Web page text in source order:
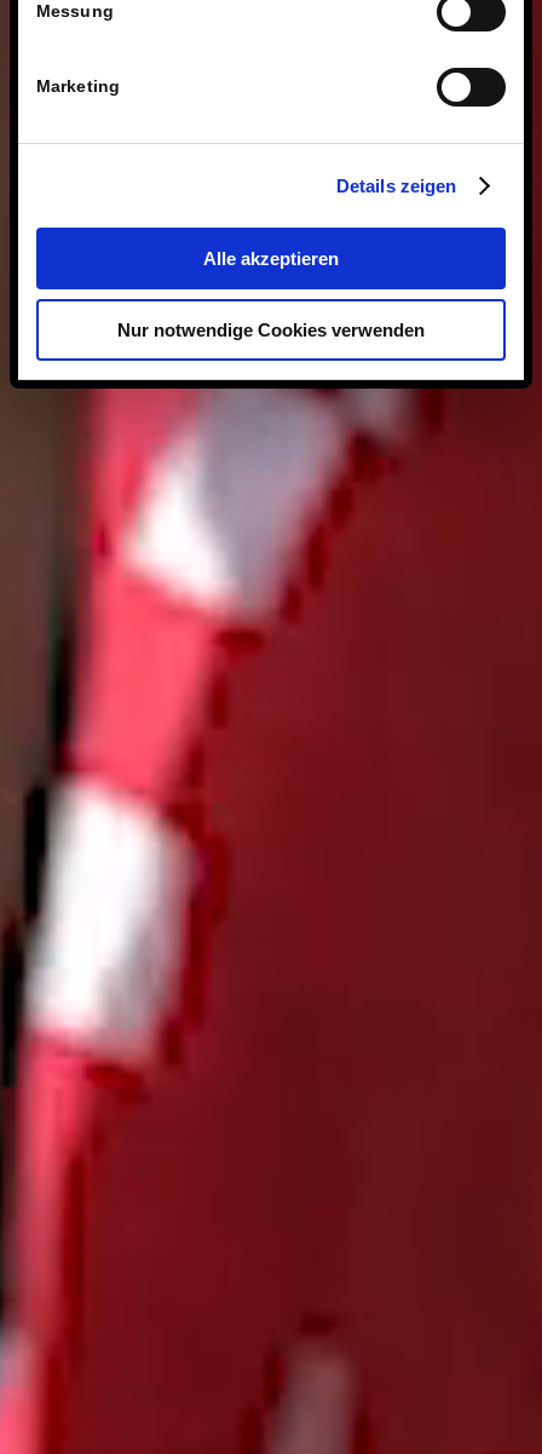
Messung
Marketing
Details zeigen
Alle akzeptieren
Nur notwendige Cookies verwenden